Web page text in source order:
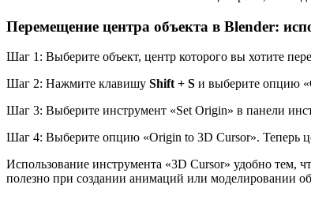
Перемещение центра объекта в Blender:
Шаг 1: Выберите объект, центр которого вы хотите
Шаг 2: Нажмите клавишу Shift + S и выберите опцию
Шаг 3: Выберите инструмент «Set Origin» в панели
Шаг 4: Выберите опцию «Origin to 3D Cursor». Теперь
Использование инструмента «3D Cursor» удобно тем,
полезно при создании анимаций или моделировании